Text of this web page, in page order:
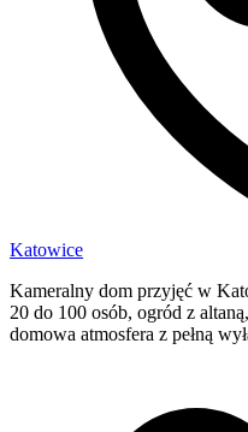
Katowice
Kameralny dom przyjęć w
20 do 100 osób, ogród z
domowa atmosfera z pełną